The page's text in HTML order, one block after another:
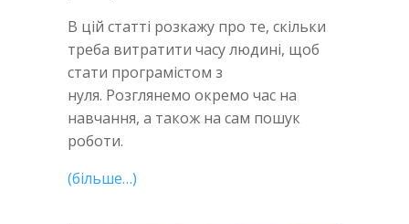
В цій статті розкажу про те, скільки
треба витратити часу людині, щоб
стати програмістом з
нуля. Розглянемо окремо час на
навчання, а також на сам пошук
роботи.
(більше…)